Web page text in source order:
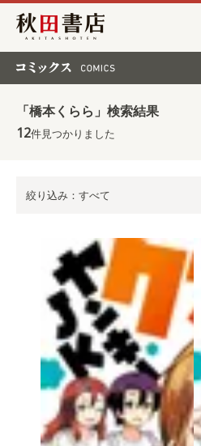
秋田書店
「橋本くらら」検索結果
12件見つかりました
絞り込み：すべて